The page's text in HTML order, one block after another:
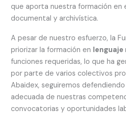
que aporta nuestra formación en
documental y archivística.
A pesar de nuestro esfuerzo, la
priorizar la formación en lenguaje
funciones requeridas, lo que ha
por parte de varios colectivos
Abaidex, seguiremos
adecuada de nuestras
convocatorias y oportunidades